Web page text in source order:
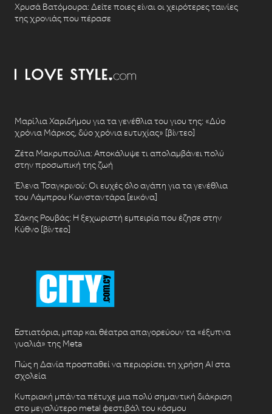
Χρυσά Βατόμουρα: Δείτε ποιες είναι οι χειρότερες ταινίες
της χρονιάς που πέρασε
Μαρίλια Χαριδήμου για τα γενέθλια του γιου της: «Δύο
χρόνια Μάρκος, δύο χρόνια ευτυχίας» [βίντεο]
Ζέτα Μακρυπούλια: Αποκάλυψε τι απολαμβάνει πολύ
στην προσωπική της ζωή
Έλενα Τσαγκρινού: Οι ευχές όλο αγάπη για τα γενέθλια
του Λάμπρου Κωνσταντάρα [εικόνα]
Σάκης Ρουβάς: Η ξεχωριστή εμπειρία που έζησε στην
Κύθνο [βίντεο]
Εστιατόρια, μπαρ και θέατρα απαγορεύουν τα «έξυπνα
γυαλιά» της Meta
Πώς η Δανία προσπαθεί να περιορίσει τη χρήση AI στα
σχολεία
Κυπριακή μπάντα πέτυχε μια πολύ σημαντική διάκριση
στο μεγαλύτερο metal φεστιβάλ του κόσμου